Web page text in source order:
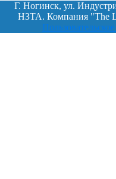
Г. Ногинск, ул.
НЗТА. Компания "The